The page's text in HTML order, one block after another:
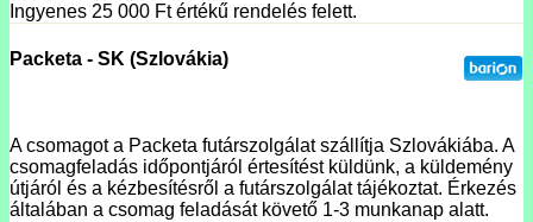
Ingyenes 25 000 Ftértékű rendelés felett.
Packeta - SK (Szlovákia)
A csomagot a Packeta futárszolgálat szállítja Szlovákiába. A
csomagfeladás időpontjáról értesítést küldünk, a küldemény
útjáról és a kézbesítésről a futárszolgálat tájékoztat. Érkezés
általában a csomag feladását követő 1-3 munkanap alatt.